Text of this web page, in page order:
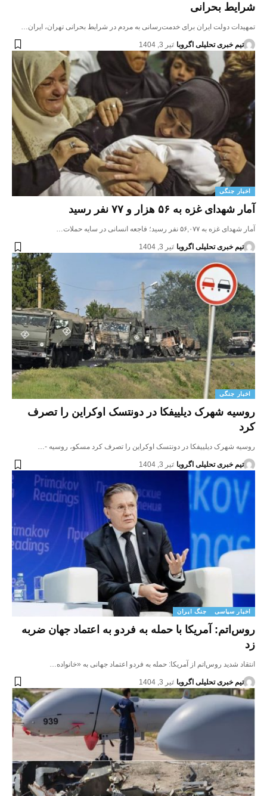
شرایط بحرانی
تمهیدات دولت ایران برای خدمت‌رسانی به مردم در شرایط بحرانی تهران، ایران…
تیم خبری تحلیلی اگروبا تیر 3, 1404
اخبار جنگی
آمار شهدای غزه به ۵۶ هزار و ۷۷ نفر رسید
آمار شهدای غزه به ۵۶,۰۷۷ نفر رسید؛ فاجعه انسانی در سایه حملات…
تیم خبری تحلیلی اگروبا تیر 3, 1404
اخبار جنگی
روسیه شهرک دیلییفکا در دونتسک اوکراین را تصرف
کرد
روسیه شهرک دیلییفکا در دونتسک اوکراین را تصرف کرد مسکو، روسیه -…
تیم خبری تحلیلی اگروبا تیر 3, 1404
اخبار سیاسی جنگ ایران
روس‌اتم: آمریکا با حمله به فردو به اعتماد جهان ضربه
زد
انتقاد شدید روس‌اتم از آمریکا: حمله به فردو اعتماد جهانی به «خانواده…
تیم خبری تحلیلی اگروبا تیر 3, 1404